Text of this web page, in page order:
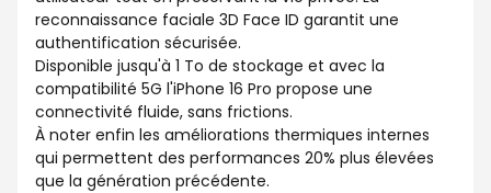
reconnaissance faciale 3D Face ID garantit une
authentification sécurisée.
Disponible jusqu'à 1 To de stockage et avec la
compatibilité 5G l'iPhone 16 Pro propose une
connectivité fluide, sans frictions.
À noter enfin les améliorations thermiques internes
qui permettent des performances 20% plus élevées
que la génération précédente.